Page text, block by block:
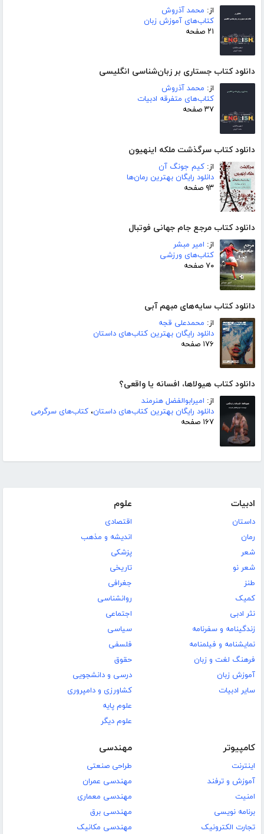
از: محمد آذروش
کتاب‌های آموزش زبان
۲۱ صفحه
دانلود کتاب جستاری بر زبان‌شناسی انگلیسی
از: محمد آذروش
کتاب‌های متفرقه ادبیات
۳۷ صفحه
دانلود کتاب سرگذشت ملکه اینهیون
از: کیم جونگ آن
دانلود رایگان بهترین رمان‌ها
۹۳ صفحه
دانلود کتاب مرجع جام جهانی فوتبال
از: امیر مبشر
کتاب‌های ورزشی
۷۰ صفحه
دانلود کتاب سایه‌های مبهم آبی
از: محمدعلی قجه
دانلود رایگان بهترین کتاب‌های داستان
۱۷۶ صفحه
دانلود کتاب هیولاها، افسانه یا واقعی؟
از: امیرابوالفضل هنرمند
دانلود رایگان بهترین کتاب‌های داستان، کتاب‌های سرگرمی
۱۶۷ صفحه
ادبیات
داستان
رمان
شعر
شعر نو
طنز
کمیک
نثر ادبی
زندگینامه و سفرنامه
نمایشنامه و فیلمنامه
فرهنگ لغت و زبان
آموزش زبان
سایر ادبیات
علوم
اقتصادی
اندیشه و مذهب
پزشکی
تاریخی
جغرافی
روانشناسی
اجتماعی
سیاسی
فلسفی
حقوق
درسی و دانشجویی
کشاورزی و دامپروری
علوم پایه
علوم دیگر
کامپیوتر
اینترنت
آموزش و ترفند
امنیت
برنامه نویسی
تجارت الکترونیک
مهندسی
طراحی صنعتی
مهندسی عمران
مهندسی معماری
مهندسی برق
مهندسی مکانیک